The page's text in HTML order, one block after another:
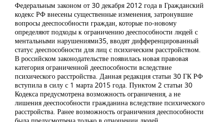
Федеральным законом от 30 декабря 2012 года в Гражданский
кодекс РФ внесены существенные изменения, затронувшие
вопросы дееспособности граждан, которые по-новому
определяют подходы к ограничению дееспособности людей с
ментальными нарушениями35, вводят дифференцированный
статус дееспособности для лиц с психическим расстройством.
В российском законодательстве появилась новая правовая
категория ограниченной дееспособности вследствие
психического расстройства. Данная редакция статьи 30 ГК РФ
вступила в силу с 1 марта 2015 года. Пунктом 2 статьи 30
Кодекса предусмотрена возможность ограничения, а не
лишения дееспособности гражданина вследствие психического
расстройства. Ранее возможность ограничения дееспособности